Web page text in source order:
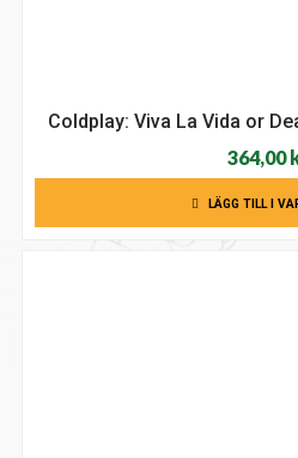
Coldplay: Viva La Vida or
364,00
LÄGG TILL I